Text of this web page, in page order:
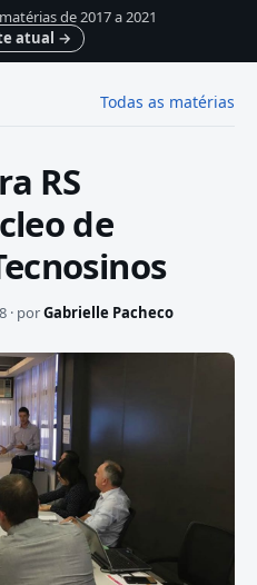
matérias de 2017 a 2021
atual →
Todas as matérias
RS
de
· porGabrielle Pacheco